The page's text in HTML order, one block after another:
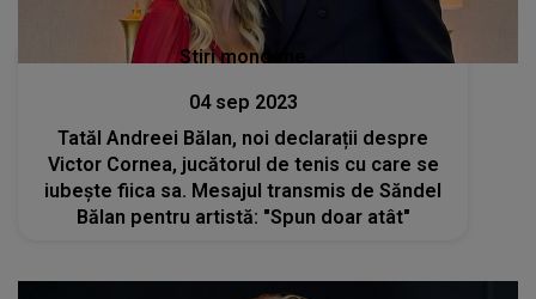
Stiri mondene
04 sep 2023
Tatăl Andreei Bălan, noi declarații despre
Victor Cornea, jucătorul de tenis cu care se
iubește fiica sa. Mesajul transmis de Săndel
Bălan pentru artistă: "Spun doar atât"